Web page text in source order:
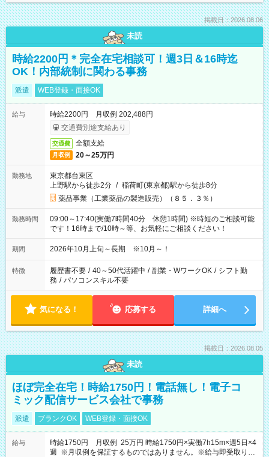
掲載日：2026.08.06
未読
時給2200円＊完全在宅相談可！週3日＆16時迄
OK！内部統制に関わる事務
派遣 WEB登録・面接OK
給与
時給2200円 月収例 202,488円
交通費別途支給あり
交通費 全額支給
月収例 20～25万円
勤務地
東京都台東区
上野駅から徒歩2分 / 稲荷町(東京都)駅から徒歩8分
薬品事業（工業薬品の製造販売）（８５．３％）
勤務時間
09:00～17:40(実働7時間40分 休憩1時間) ※時短のご相談可能
です！16時まで/10時～等、お気軽にご相談ください！
期間 2026年10月上旬～長期 ※10月～！
特徴 履歴書不要 / 40～50代活躍中 / 副業・WワークOK / シフト勤
務 / パソコンスキル不要
気になる！ 応募する 詳細へ
掲載日：2026.08.05
未読
ほぼ完全在宅！時給1750円！電話無し！電子コ
ミック配信サービス会社で事務
派遣 ブランクOK WEB登録・面接OK
給与
時給1750円 月収例 25万円 時給1750円×実働7h15m×週5日×4
週 ※月収例を保証するものではありません。※給与即受取りサ